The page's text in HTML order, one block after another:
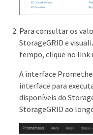
Para consultar os
StorageGRID e
tempo, clique no link
A interface
interface para
disponíveis do
StorageGRID ao